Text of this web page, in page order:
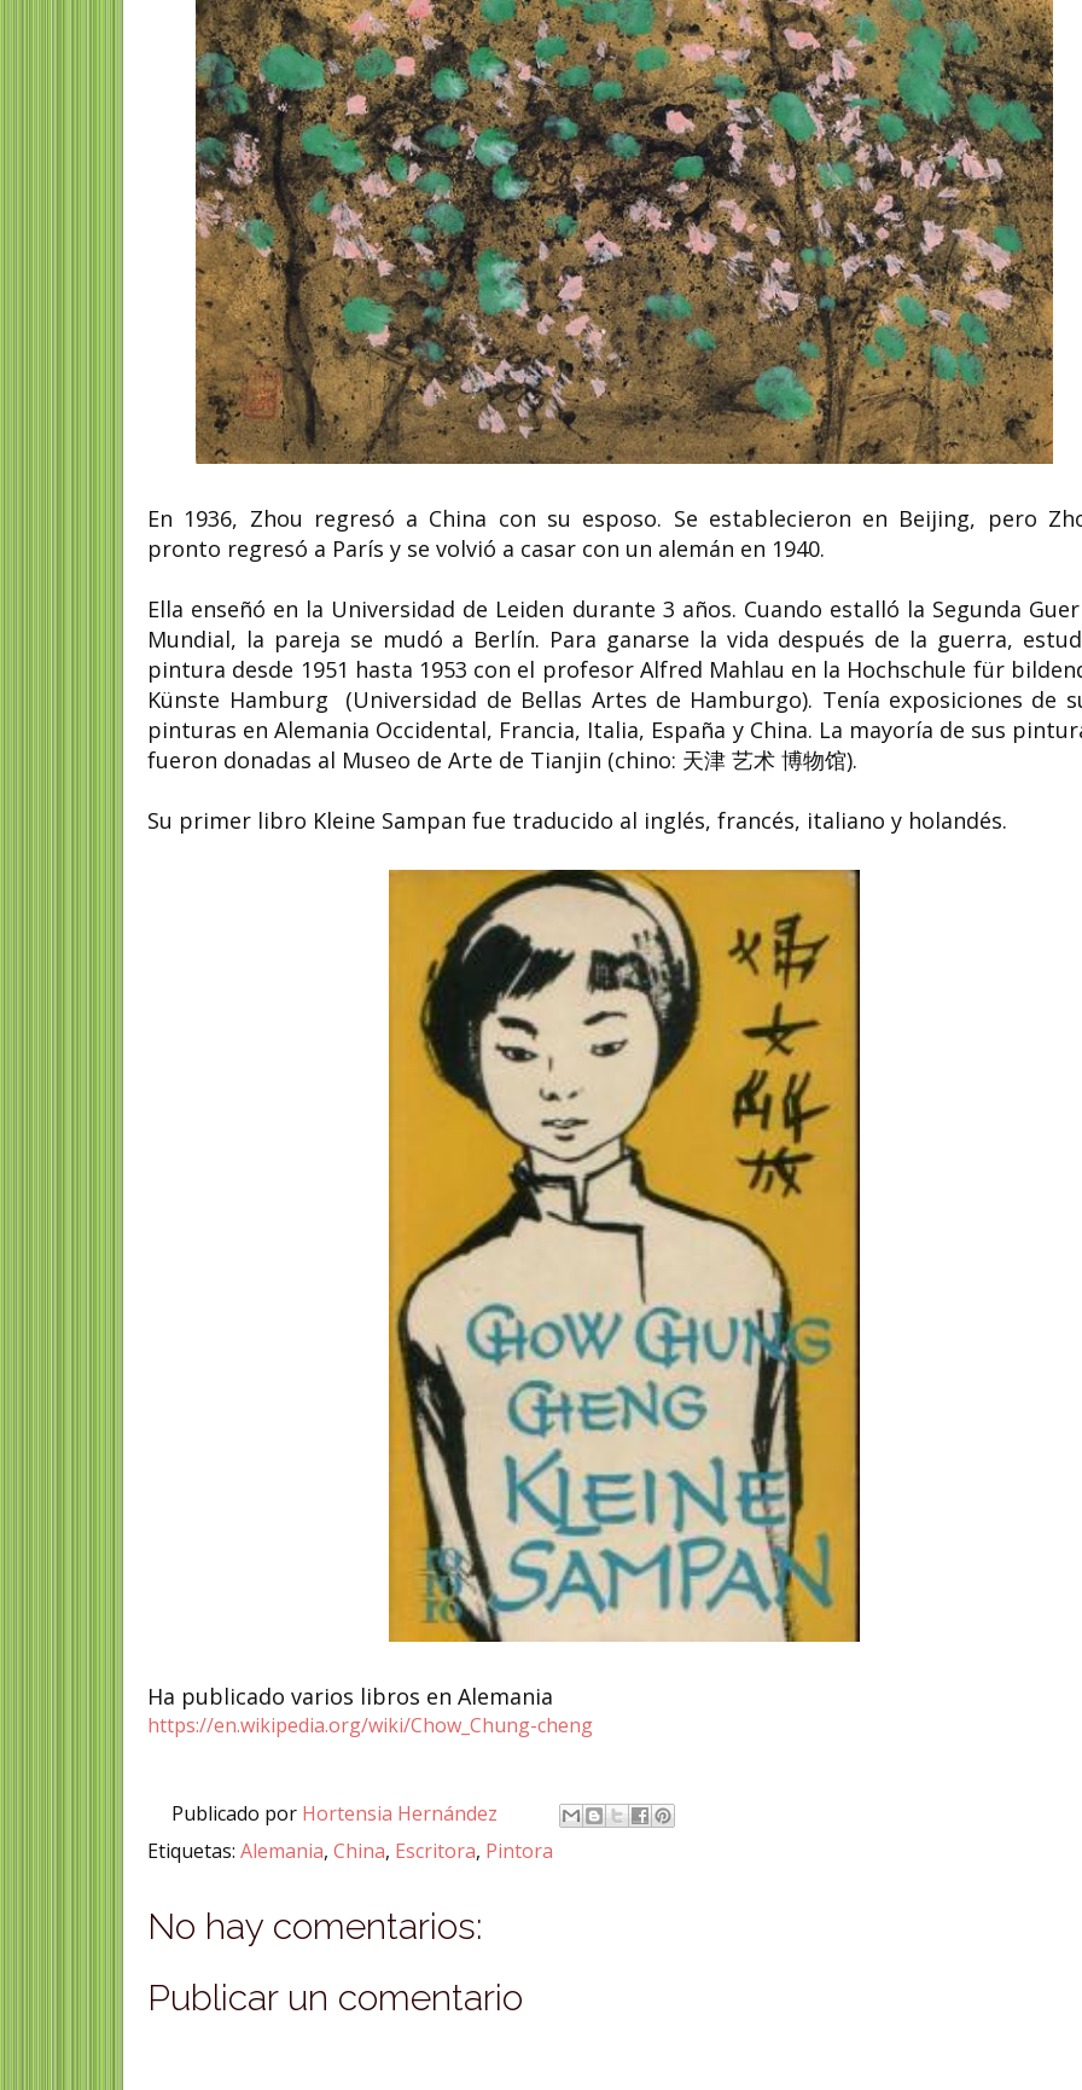
En 1936, Zhou regresó a China con su esposo. Se establecieron en Beijing, pero
pronto regresó a París y se volvió a casar con un alemán en 1940.
Ella enseñó en la Universidad de Leiden durante 3 años. Cuando estalló la Segunda
Mundial, la pareja se mudó a Berlín. Para ganarse la vida después de la guerra,
pintura desde 1951 hasta 1953 con el profesor Alfred Mahlau en la Hochschule für
Künste Hamburg (Universidad de Bellas Artes de Hamburgo). Tenía exposiciones de
pinturas en Alemania Occidental, Francia, Italia, España y China. La mayoría de sus
fueron donadas al Museo de Arte de Tianjin (chino: 天津 艺术 博物馆).
Su primer libro Kleine Sampan fue traducido al inglés, francés, italiano y holandés.
Ha publicado varios libros en Alemania
https://en.wikipedia.org/wiki/Chow_Chung-cheng
Publicado por Hortensia Hernández
Etiquetas:Alemania,China, Escritora, Pintora
No hay comentarios:
Publicar un comentario